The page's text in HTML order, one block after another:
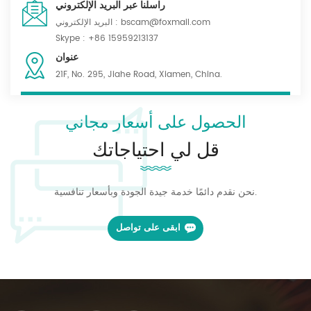
للتفاصيل. وبشكل عام، فقد أظهروا أداءً ممتازًا في مختبر SGS. اختبارات
4.5 درجة. يلعب ثبات اللون دورًا حاسمًا في مواصفات القماش، مما
يضمن جودة المنتج وأدائه. ستواصل Bscam التركيز على تحسين ثبات
الألوان لتلبية متطلبات العملاء وتوفير أقمشة موحدة وملابس عمل عالية
الجودة.
راسلنا عبر البريد الإلكتروني
البريد الإلكتروني : bscam@foxmail.com
Skype : +86 15959213137
عنوان
21F, No. 295, Jiahe Road, Xiamen, China.
الحصول على أسعار مجاني
قل لي احتياجاتك
نحن نقدم دائمًا خدمة جيدة الجودة وبأسعار تنافسية.
ابقى على تواصل